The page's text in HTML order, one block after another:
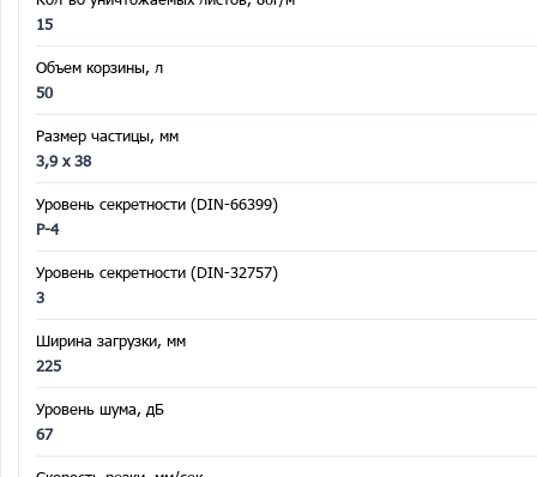
15
Объем корзины, л
50
Размер частицы, мм
3,9 x 38
Уровень секретности (DIN-66399)
P-4
Уровень секретности (DIN-32757)
3
Ширина загрузки, мм
225
Уровень шума, дБ
67